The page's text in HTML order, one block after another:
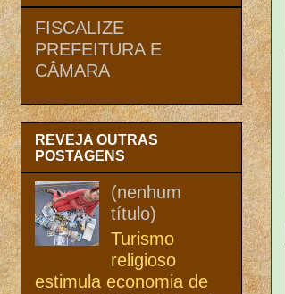
FISCALIZE
PREFEITURA E
CÂMARA
REVEJA OUTRAS
POSTAGENS
(nenhum
título)
Turismo
religioso
estimula economia de